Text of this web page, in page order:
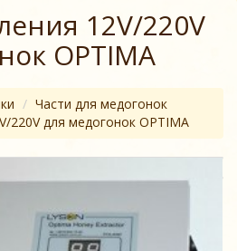
12V/220V
OPTIMA
Части для медогонок
220V для медогонок OPTIMA